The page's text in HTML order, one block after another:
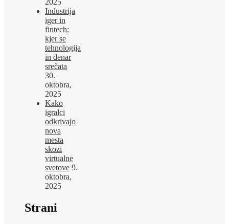
2025
Industrija
iger in
fintech:
kjer se
tehnologija
in denar
srečata
30.
oktobra,
2025
Kako
igralci
odkrivajo
nova
mesta
skozi
virtualne
svetove 9.
oktobra,
2025
Strani